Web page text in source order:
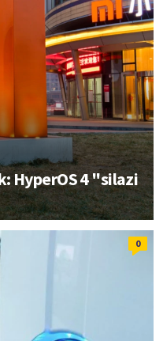
HyperOS 4 "silazi
0